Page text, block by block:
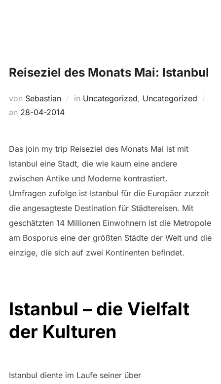
Reiseziel des Monats Mai: Istanbul
von Sebastian in Uncategorized, Uncategorized
an Veröffentlicht
28-04-2014
Das join my trip Reiseziel des Monats Mai ist mit
Istanbul eine Stadt, die wie kaum eine andere
zwischen Antike und Moderne kontrastiert.
Umfragen zufolge ist Istanbul für die Europäer zurzeit
die angesagteste Destination für Städtereisen. Mit
geschätzten 14 Millionen Einwohnern ist die Metropole
am Bosporus eine der größten Städte der Welt und die
einzige, die sich auf zwei Kontinenten befindet.
Istanbul – die Vielfalt
der Kulturen
Istanbul diente im Laufe seiner über